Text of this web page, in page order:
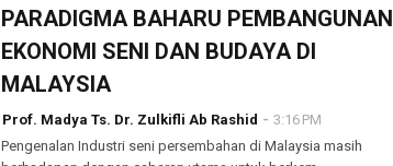
PARADIGMA BAHARU PEMBANGUNAN
EKONOMI SENI DAN BUDAYA DI
MALAYSIA
Prof. Madya Ts. Dr. Zulkifli Ab Rashid
3:16 PM
Pengenalan Industri seni persembahan di Malaysia masih